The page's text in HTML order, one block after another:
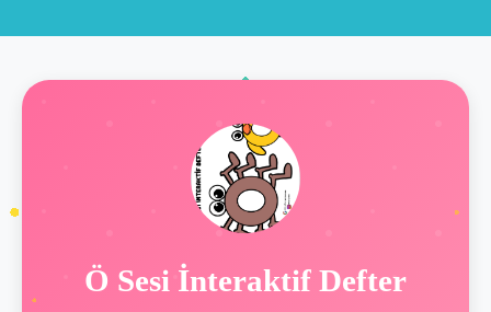
Ö Sesi İnteraktif Defter